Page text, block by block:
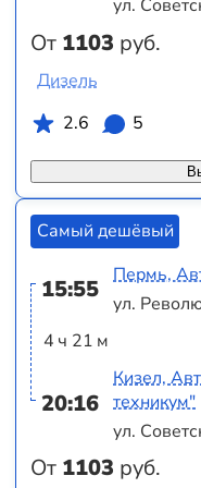
От 1103 руб.
ул.
Дизель
2.6
5
Самый дешёвый
15:55
4 ч 21 м
20:16
От 1103 руб.
Пермь,
ул.
Кизел,
техникум"
ул.